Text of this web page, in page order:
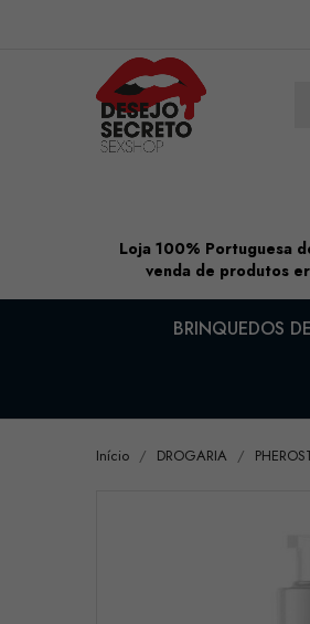
Loja 100% Portuguesa
venda de produtos
BRINQUEDOS
Início DROGARIA